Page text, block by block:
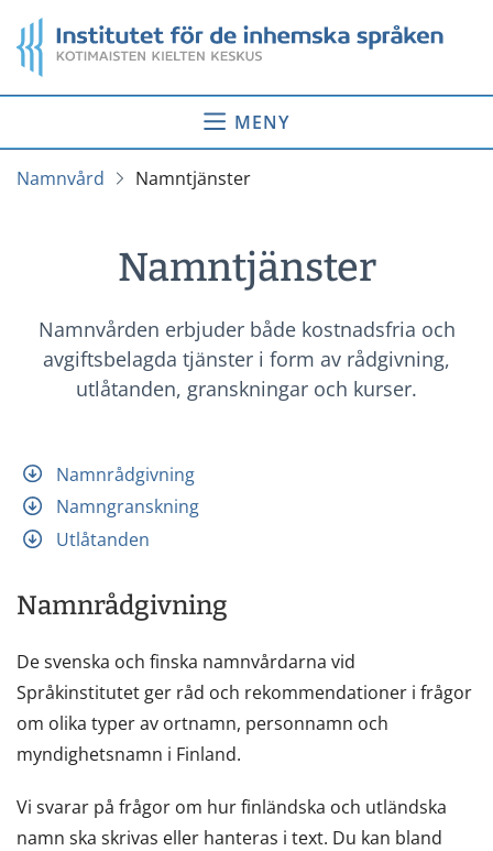
till
innehåll
Startsida
MENY
Namnvård Namntjänster
Namntjänster
Namnvården erbjuder både kostnadsfria och
avgiftsbelagda tjänster i form av rådgivning,
utlåtanden, granskningar och kurser.
Namnrådgivning
Namngranskning
Utlåtanden
Namnrådgivning
De svenska och finska namnvårdarna vid
Språkinstitutet ger råd och rekommendationer i frågor
om olika typer av ortnamn, personnamn och
myndighetsnamn i Finland.
Vi svarar på frågor om hur finländska och utländska
namn ska skrivas eller hanteras i text. Du kan bland